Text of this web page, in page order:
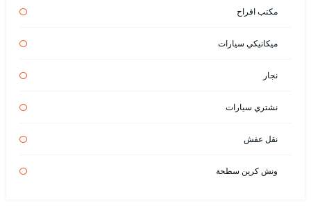
مكتب افراح
ميكانيكي سيارات
نجار
نشتري سيارات
نقل عفش
ونش كرين سطحة